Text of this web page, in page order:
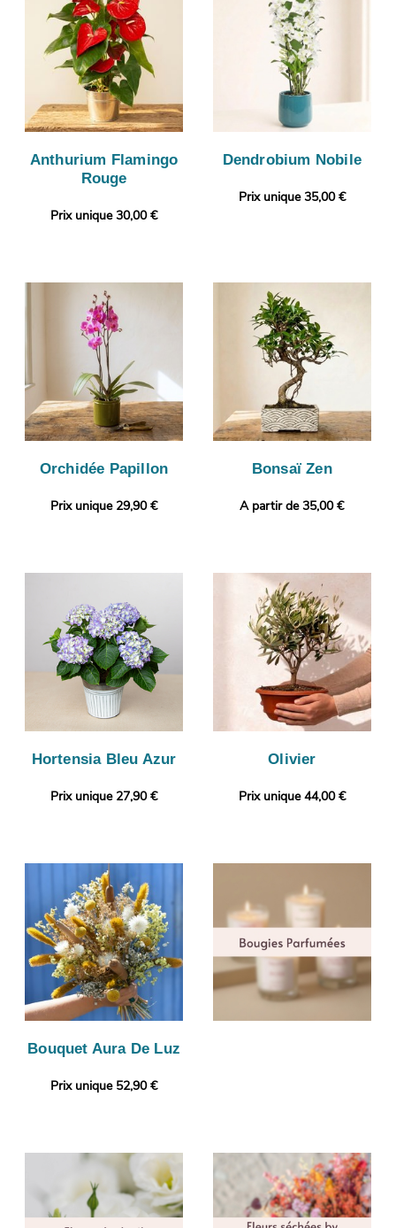
Anthurium Flamingo
Rouge
Prix unique 30,00 €
Dendrobium Nobile
Prix unique 35,00 €
Orchidée Papillon
Prix unique 29,90 €
Bonsaï Zen
A partir de 35,00 €
Hortensia Bleu Azur
Prix unique 27,90 €
Olivier
Prix unique 44,00 €
Bouquet Aura De Luz
Prix unique 52,90 €